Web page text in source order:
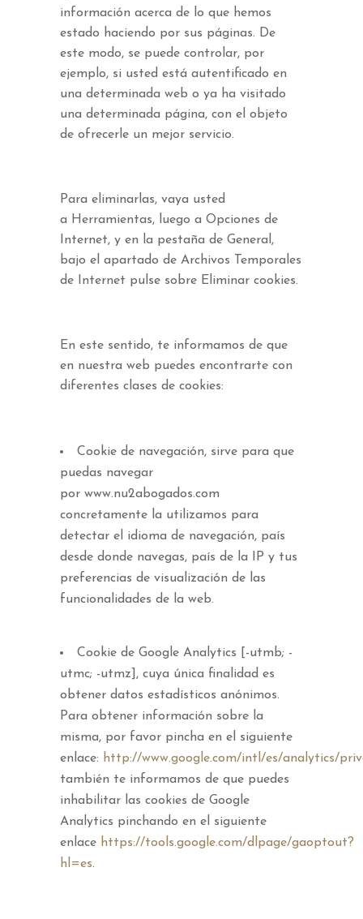
información acerca de lo que hemos
estado haciendo por sus páginas. De
este modo, se puede controlar, por
ejemplo, si usted está autentificado en
una determinada web o ya ha visitado
una determinada página, con el objeto
de ofrecerle un mejor servicio.
Para eliminarlas, vaya usted
a Herramientas, luego a Opciones de
Internet, y en la pestaña de General,
bajo el apartado de Archivos Temporales
de Internet pulse sobre Eliminar cookies.
En este sentido, te informamos de que
en nuestra web puedes encontrarte con
diferentes clases de cookies:
Cookie de navegación, sirve para que
puedas navegar
por www.nu2abogados.com
concretamente la utilizamos para
detectar el idioma de navegación, país
desde donde navegas, país de la IP y tus
preferencias de visualización de las
funcionalidades de la web.
Cookie de Google Analytics [-utmb; -
utmc; -utmz], cuya única finalidad es
obtener datos estadísticos anónimos.
Para obtener información sobre la
misma, por favor pincha en el siguiente
enlace: http://www.google.com/intl/es/analytics/
también te informamos de que puedes
inhabilitar las cookies de Google
Analytics pinchando en el siguiente
enlace https://tools.google.com/dlpage/gaoptout?
hl=es.